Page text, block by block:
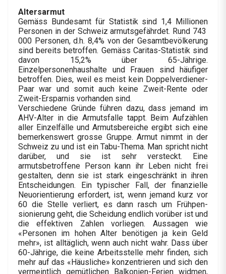
Altersarmut
Gemäss Bundesamt für Statistik sind 1,4 Millionen
Personen in der Schweiz armutsgefährdet. Rund 743
000 Personen, d.h. 8,4% von der Gesamtbevölkerung
sind bereits betroffen. Gemäss Caritas-Statistik sind
davon 15,2% über 65-Jährige.
Einzelpersonenhaushalte und Frauen sind häufiger
betroffen. Dies, weil es meist kein Doppelverdiener-
Paar war und somit auch keine Zweit-Rente oder
Zweit-Ersparnis vorhanden sind.
Verschiedene Gründe führen dazu, dass jemand im
AHV-Alter in die Armutsfalle tappt. Beim Aufzählen
aller Einzelfälle und Armutsbereiche ergibt sich eine
bemerkenswert grosse Gruppe. Armut nimmt in der
Schweiz zu und ist ein Tabu-Thema. Man spricht nicht
darüber, und sie ist sehr versteckt. Eine
armutsbetroffene Person kann ihr Leben nicht frei
gestalten, denn sie ist stark eingeschränkt in ihren
Entscheidungen. Ein typischer Fall, der finanzielle
Neuorientierung erfordert, ist, wenn jemand kurz vor
60 die Stelle verliert, es dann rasch um Frühpen­
sionierung geht, die Scheidung endlich vorüber ist und
die effektiven Zahlen vorliegen. Aussagen wie
«Personen im hohen Alter benötigen ja kein Geld
mehr», ist alltäglich, wenn auch nicht wahr. Dass über
60-Jährige, die keine Arbeitsstelle mehr finden, sich
mehr auf das «Häusliche» konzentrieren und sich den
vermeintlich gemütlichen Bal­ko­nien-­Ferien widmen,